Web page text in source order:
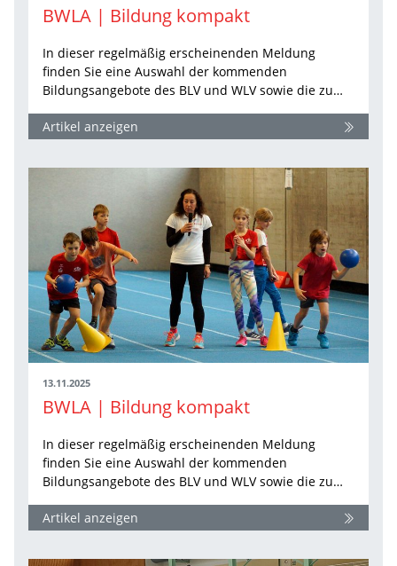
BWLA | Bildung kompakt
In dieser regelmäßig erscheinenden Meldung
finden Sie eine Auswahl der kommenden
Bildungsangebote des BLV und WLV sowie die zu…
Artikel anzeigen
13.11.2025
BWLA | Bildung kompakt
In dieser regelmäßig erscheinenden Meldung
finden Sie eine Auswahl der kommenden
Bildungsangebote des BLV und WLV sowie die zu…
Artikel anzeigen